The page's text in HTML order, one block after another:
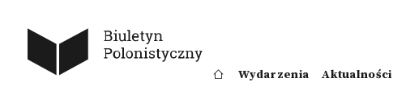
Wydarzenia Aktualności